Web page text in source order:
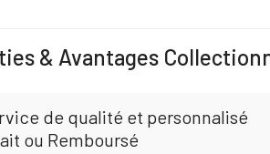
& Avantages
de qualité et personnalisé
ou Remboursé